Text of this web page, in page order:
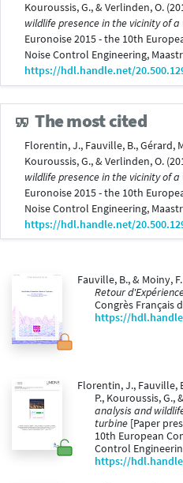
Kouroussis, G., & Verlinden, O.
wildlife presence in the vicinity of
Euronoise 2015 - the 10th
Noise Control Engineering,
https://hdl.handle.net/
The most cited
Florentin, J., Fauville, B., Gérard,
Kouroussis, G., & Verlinden, O.
wildlife presence in the vicinity of
Euronoise 2015 - the 10th
Noise Control Engineering,
https://hdl.handle.net/
Fauville, B., & Moiny,
Retour
Congrès Français
https://
Florentin, J., Fauville,
P., Kouroussis, G.,
analysis and
turbine [Paper
10th European
Control
https://